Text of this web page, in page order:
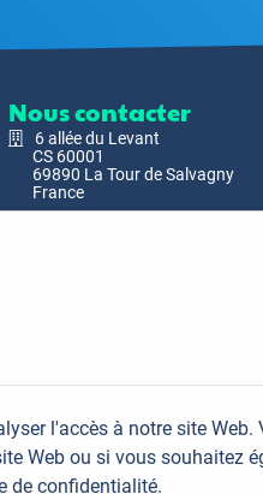
Nous contacter
6 allée du Levant
CS 60001
69890 La Tour de Salvagny
France
l'accès à notre site
Web ou si vous souhaitez
de confidentialité.